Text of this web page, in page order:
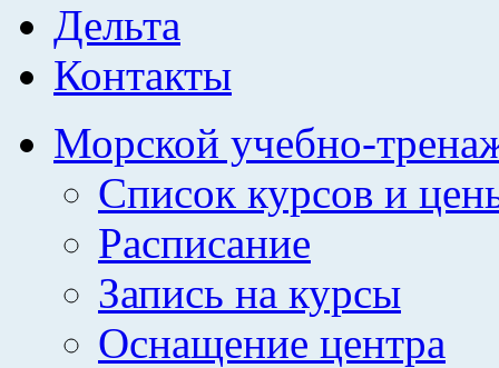
Дельта
Контакты
Морской учебно-
Список курсов и
Расписание
Запись на курсы
Оснащение центра